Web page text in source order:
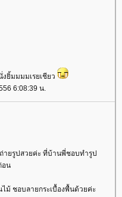
ยิ้มมมมเรยเชียว
6:08:39 น.
ายรูปสวยค่ะ ที่บ้านพี่ชอบทำรูป
อน
ม้ ชอบลายกระเบื้องพื้นด้วยค่ะ